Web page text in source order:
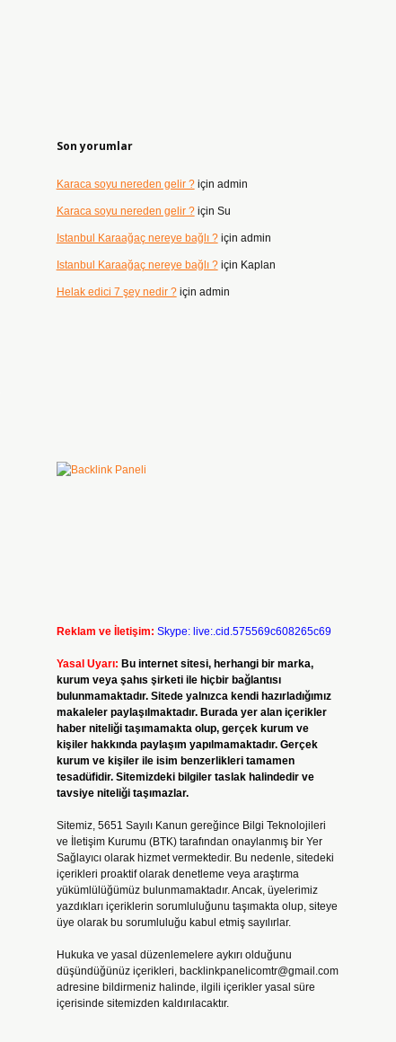
Son yorumlar
Karaca soyu nereden gelir ?için admin
Karaca soyu nereden gelir ?için Su
Istanbul Karaağaç nereye bağlı ?için admin
Istanbul Karaağaç nereye bağlı ?için Kaplan
Helak edici 7 şey nedir ?için admin
Reklam ve İletişim: Skype: live:.cid.575569c608265c69
Yasal Uyarı: Bu internet sitesi, herhangi bir marka,
kurum veya şahıs şirketi ile hiçbir bağlantısı
bulunmamaktadır. Sitede yalnızca kendi hazırladığımız
makaleler paylaşılmaktadır. Burada yer alan içerikler
haber niteliği taşımamakta olup, gerçek kurum ve
kişiler hakkında paylaşım yapılmamaktadır. Gerçek
kurum ve kişiler ile isim benzerlikleri tamamen
tesadüfidir. Sitemizdeki bilgiler taslak halindedir ve
tavsiye niteliği taşımazlar.
Sitemiz, 5651 Sayılı Kanun gereğince Bilgi Teknolojileri
ve İletişim Kurumu (BTK) tarafından onaylanmış bir Yer
Sağlayıcı olarak hizmet vermektedir. Bu nedenle, sitedeki
içerikleri proaktif olarak denetleme veya araştırma
yükümlülüğümüz bulunmamaktadır. Ancak, üyelerimiz
yazdıkları içeriklerin sorumluluğunu taşımakta olup, siteye
üye olarak bu sorumluluğu kabul etmiş sayılırlar.
Hukuka ve yasal düzenlemelere aykırı olduğunu
düşündüğünüz içerikleri, backlinkpanelicomtr@gmail.com
adresine bildirmeniz halinde, ilgili içerikler yasal süre
içerisinde sitemizden kaldırılacaktır.